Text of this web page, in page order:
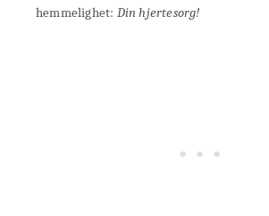
hemmelighet: Din hjertesorg!